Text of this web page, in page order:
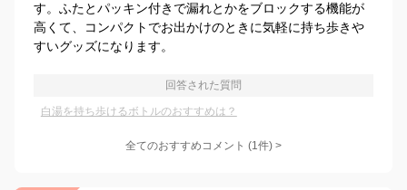
す。ふたとパッキン付きで漏れとかをブロックする機能が
高くて、コンパクトでお出かけのときに気軽に持ち歩きや
すいグッズになります。
回答された質問
白湯を持ち歩けるボトルのおすすめは？
全てのおすすめコメント (1件) >